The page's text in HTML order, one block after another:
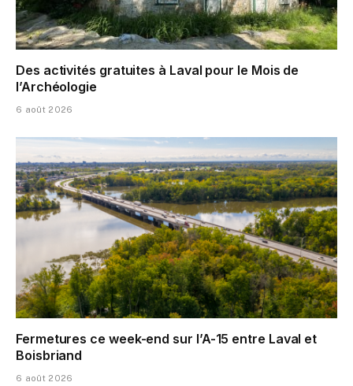
Des activités gratuites à Laval pour le Mois de
l’Archéologie
6 août 2026
Fermetures ce week-end sur l’A-15 entre Laval et
Boisbriand
6 août 2026